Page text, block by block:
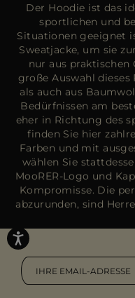
Der Hoodie ist das
sportlichen und
Situationen geeignet
Sweatjacke, um sie
nur aus praktischen
große Auswahl dieses
als auch aus
Bedürfnissen am
eher in Richtung des
finden Sie hier
Farben und mit
wählen Sie
MooRER-Logo und
Kompromisse. Die
abzurunden, sind